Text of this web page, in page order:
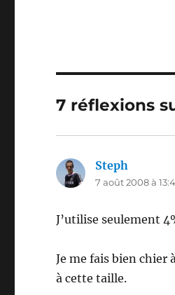
7 réflexions
Steph
7 août 2008 à
J’utilise seulement
Je me fais bien chier
à cette taille.